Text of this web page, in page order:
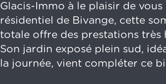
Glacis-Immo à le plaisir de
résidentiel de Bivange, cette
totale offre des prestations
Son jardin exposé plein sud,
la journée, vient compléter ce